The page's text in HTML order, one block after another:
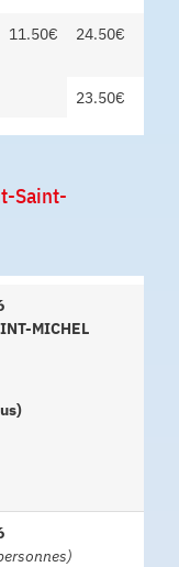
11.50€ 24.50€
23.50€
Saint-
MICHEL